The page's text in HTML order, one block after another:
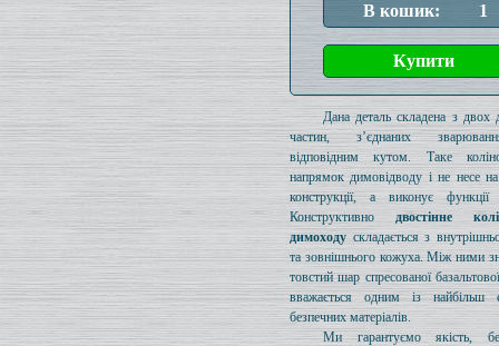
Дана деталь складена з двох
частин, з’єднаних
відповідним кутом. Таке
напрямок димовідводу і не несе
конструкції, а виконує функції
Конструктивно двостінне
димоходу складається з
та зовнішнього кожуха. Між ними
товстий шар спресованої
вважається одним із найбільш
безпечних матеріалів.
Ми гарантуємо якість,